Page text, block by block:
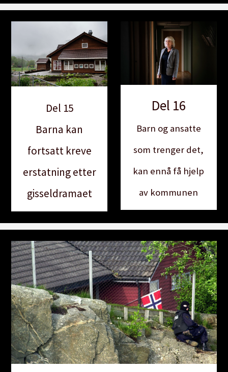
Del 15
Barna kan
fortsatt kreve
erstatning etter
gisseldramaet
Del 16
Barn og ansatte
som trenger det,
kan ennå få hjelp
av kommunen